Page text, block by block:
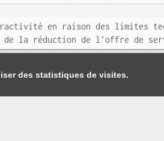
des statistiques de visites.
en raison des limites
la réduction de l'offre de